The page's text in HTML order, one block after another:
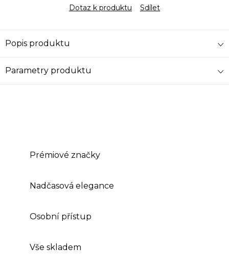
Dotaz k produktu
Sdílet
Popis produktu
Parametry produktu
Prémiové značky
Nadčasová elegance
Osobní přístup
Vše skladem